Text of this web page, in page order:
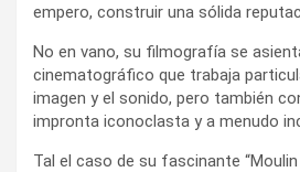
empero, construir una sólida
No en vano, su filmografía se
cinematográfico que trabaja
imagen y el sonido, pero también
impronta iconoclasta y a menudo
Tal el caso de su fascinante